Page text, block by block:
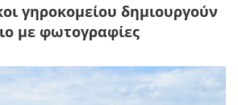
γηροκομείου δημιουργούν
με φωτογραφίες